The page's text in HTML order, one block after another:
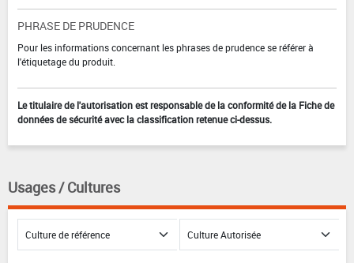
PHRASE DE PRUDENCE
Pour les informations concernant les phrases de prudence se référer à
l'étiquetage du produit.
Le titulaire de l'autorisation est responsable de la conformité de la Fiche de
données de sécurité avec la classification retenue ci-dessus.
Usages / Cultures